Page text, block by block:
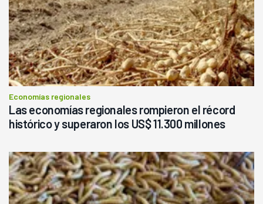
Economías regionales
Las economías regionales rompieron el récord
histórico y superaron los US$ 11.300 millones